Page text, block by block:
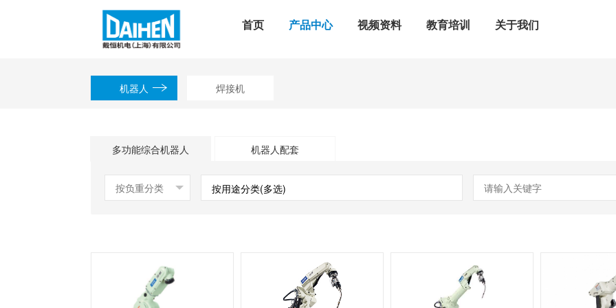
首页 产品中心 视频资料 教育培训 关于我们
机器人 焊接机
多功能综合机器人 机器人配套
按用途分类(多选)